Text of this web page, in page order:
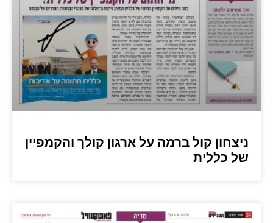
ניצחון קול ברמה על ארגון קולך והקמפיין
של כללית